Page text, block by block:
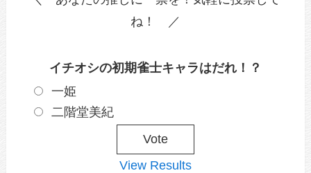
ね！ ／
イチオシの初期雀士キャラはだれ！？
一姫
二階堂美紀
View Results